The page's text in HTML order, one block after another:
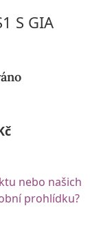
S GIA
nebo našich
prohlídku?